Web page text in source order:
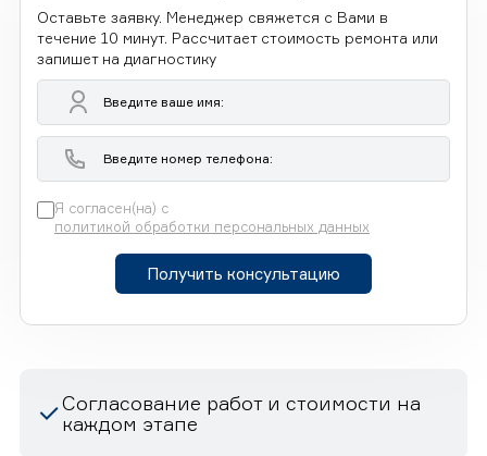
Оставьте заявку. Менеджер свяжется с Вами в
течение 10 минут. Рассчитает стоимость ремонта или
запишет на диагностику
Я согласен(на) с
политикой обработки персональных данных
Получить консультацию
Согласование работ и стоимости на
каждом этапе